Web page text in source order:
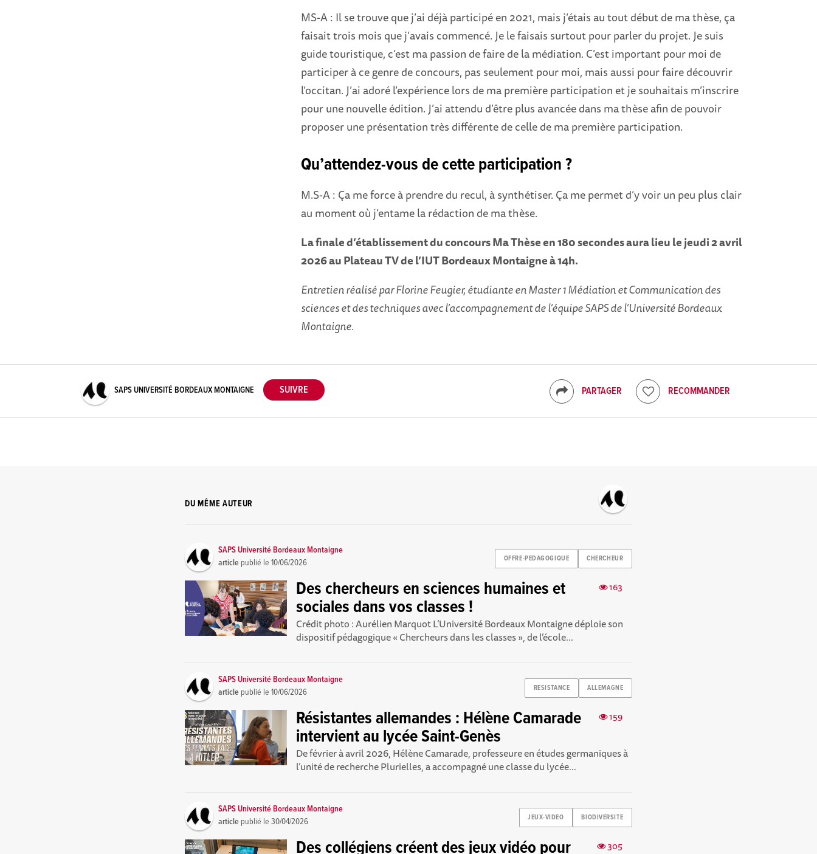
MS-A : Il se trouve que j’ai déjà participé en 2021, mais j’étais au tout début de ma thèse, ça
faisait trois mois que j’avais commencé. Je le faisais surtout pour parler du projet. Je suis
guide touristique, c’est ma passion de faire de la médiation. C’est important pour moi de
participer à ce genre de concours, pas seulement pour moi, mais aussi pour faire découvrir
l’occitan. J’ai adoré l’expérience lors de ma première participation et je souhaitais m’inscrire
pour une nouvelle édition. J’ai attendu d’être plus avancée dans ma thèse afin de pouvoir
proposer une présentation très différente de celle de ma première participation.
Qu’attendez-vous de cette participation ?
M.S-A : Ça me force à prendre du recul, à synthétiser. Ça me permet d’y voir un peu plus clair
au moment où j’entame la rédaction de ma thèse.
La finale d’établissement du concours Ma Thèse en 180 secondes aura lieu le jeudi 2 avril
2026 au Plateau TV de l’IUT Bordeaux Montaigne à 14h.
Entretien réalisé par Florine Feugier,étudiante en Master 1 Médiation et Communication des
sciences et des techniquesavec l’accompagnement de l’équipe SAPS de l’Université Bordeaux
Montaigne.
PARTAGER RECOMMANDER
SAPS UNIVERSITÉ BORDEAUX MONTAIGNE
DU MÊME AUTEUR
OFFRE-PEDAGOGIQUE CHERCHEUR
SAPS Université Bordeaux Montaigne
article publié le10/06/2026
163
Des chercheurs en sciences humaines et
sociales dans vos classes !
Crédit photo : Aurélien Marquot L’Université Bordeaux Montaigne déploie son
dispositif pédagogique « Chercheurs dans les classes », de l’école...
RESISTANCE ALLEMAGNE
SAPS Université Bordeaux Montaigne
article publié le10/06/2026
159
Résistantes allemandes : Hélène Camarade
intervient au lycée Saint-Genès
De février à avril 2026, Hélène Camarade, professeure en études germaniques à
l’unité de recherche Plurielles, a accompagné une classe du lycée...
JEUX-VIDEO BIODIVERSITE
SAPS Université Bordeaux Montaigne
article publié le30/04/2026
305
Des collégiens créent des jeux vidéo pour